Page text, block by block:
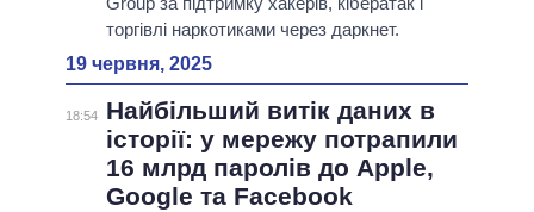
торгівлі наркотиками через даркнет.
19 червня, 2025
18:54
Найбільший витік даних в
історії: у мережу потрапили
16 млрд паролів до Apple,
Google та Facebook